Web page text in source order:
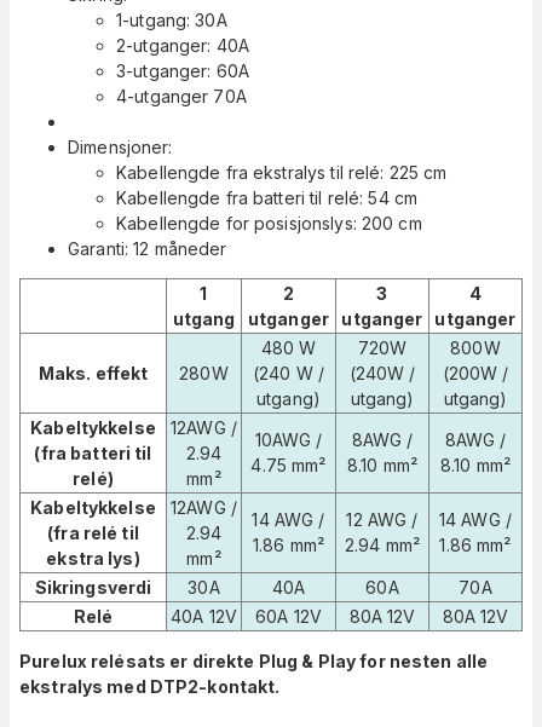
1-utgang: 30A
2-utganger: 40A
3-utganger: 60A
4-utganger 70A
Dimensjoner:
Kabellengde fra ekstralys til relé: 225 cm
Kabellengde fra batteri til relé: 54 cm
Kabellengde for posisjonslys: 200 cm
Garanti: 12 måneder
1
utgang
2
utganger
3
utganger
4
utganger
Maks. effekt 280W
480 W
(240 W /
utgang)
720W
(240W /
utgang)
800W
(200W /
utgang)
Kabeltykkelse
(fra batteri til
relé)
12AWG /
2.94
mm²
10AWG /
4.75 mm²
8AWG /
8.10 mm²
8AWG /
8.10 mm²
Kabeltykkelse
(fra relé til
ekstra lys)
12AWG /
2.94
mm²
14 AWG /
1.86 mm²
12 AWG /
2.94 mm²
14 AWG /
1.86 mm²
Sikringsverdi 30A 40A 60A
70A
Relé
40A 12V 60A 12V 80A 12V 80A 12V
Purelux relésats er direkte Plug & Play for nesten alle
ekstralys med DTP2-kontakt.